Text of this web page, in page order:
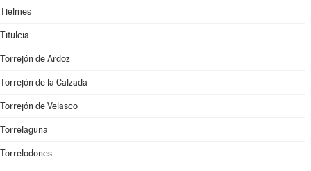
Tielmes
Titulcia
Torrejón de Ardoz
Torrejón de la Calzada
Torrejón de Velasco
Torrelaguna
Torrelodones